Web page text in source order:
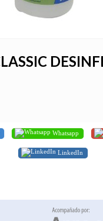
Whatsapp
LinkedIn